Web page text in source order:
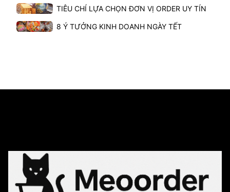
TIÊU CHÍ LỰA CHỌN ĐƠN VỊ ORDER UY TÍN
8 Ý TƯỞNG KINH DOANH NGÀY TẾT